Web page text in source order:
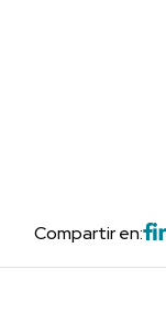
Compartir en: